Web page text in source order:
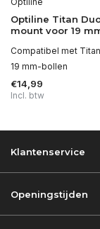
Optiline Titan
mount voor 19
Compatibel met
19 mm-bollen
€14,99
Incl. btw
Klantenservice
Openingstijden